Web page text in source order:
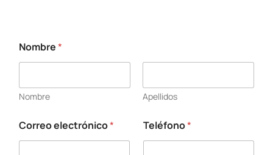
s
o
i
c
t
u
d
Nombre*
Nombre Apellidos
Correo electrónico* Teléfono*